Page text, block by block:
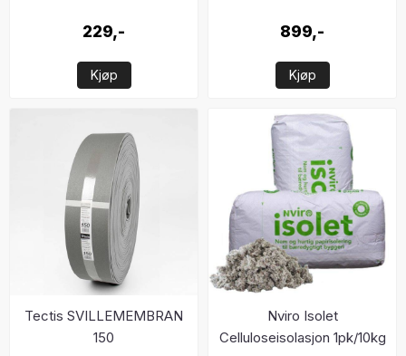
229,-
Kjøp
899,-
Kjøp
Tectis SVILLEMEMBRAN
150
Nviro Isolet
Celluloseisolasjon 1pk/10kg